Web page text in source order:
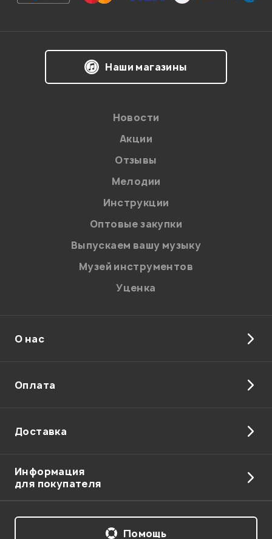
на обработку персональных данных в
Политикой в отношении обработки
персональных данных.
Введите проверочное число:
Отправить
Наши магазины
Новости
Акции
Отзывы
Мелодии
Инструкции
Оптовые закупки
Выпускаем вашу музыку
Музей инструментов
Уценка
О нас
Оплата
Доставка
Информация
для покупателя
Помощь